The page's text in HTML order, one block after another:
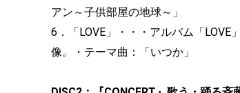
アン～子供部屋の地球～」
6．「LOVE」・・・アルバム「
像。・テーマ曲：「いつか」